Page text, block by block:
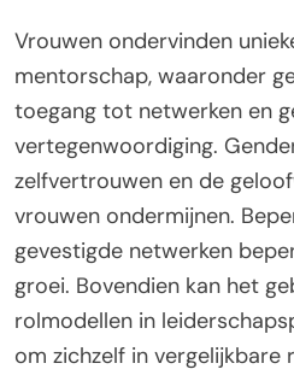
Vrouwen ondervinden
mentorschap, waaronder
toegang tot netwerken en
vertegenwoordiging.
zelfvertrouwen en de
vrouwen ondermijnen.
gevestigde netwerken
groei. Bovendien kan het
rolmodellen in
om zichzelf in